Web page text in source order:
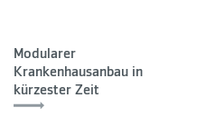
Modularer
Krankenhausanbau in
kürzester Zeit